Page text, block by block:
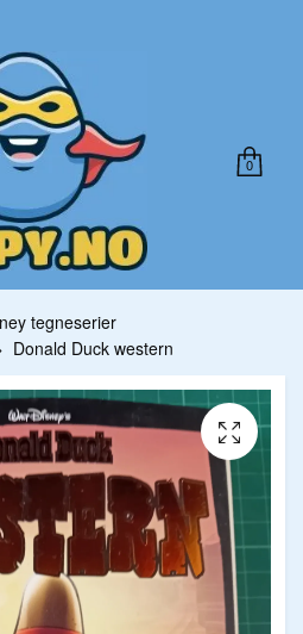
0
tegneserier
Donald Duck western